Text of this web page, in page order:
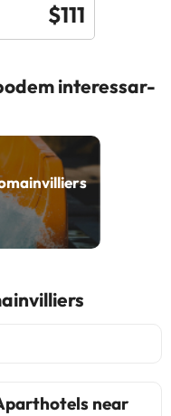
$111
interessar-
near